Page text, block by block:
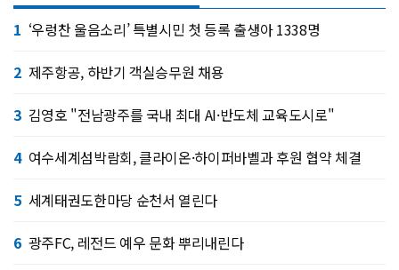
1 ‘우렁찬 울음소리’ 특별시민 첫 등록 출생아 1338명
2 제주항공, 하반기 객실승무원 채용
3 김영호 "전남광주를 국내 최대 AI·반도체 교육도시로"
4 여수세계섬박람회, 클라이온·하이퍼바벨과 후원 협약 체결
5 세계태권도한마당 순천서 열린다
6 광주FC, 레전드 예우 문화 뿌리내린다